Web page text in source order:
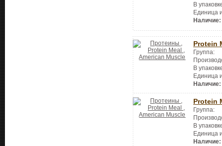
В
Единица
Наличие:
Protein
Группа:
В
Единица
Наличие:
Protein
Группа:
В
Единица
Наличие: